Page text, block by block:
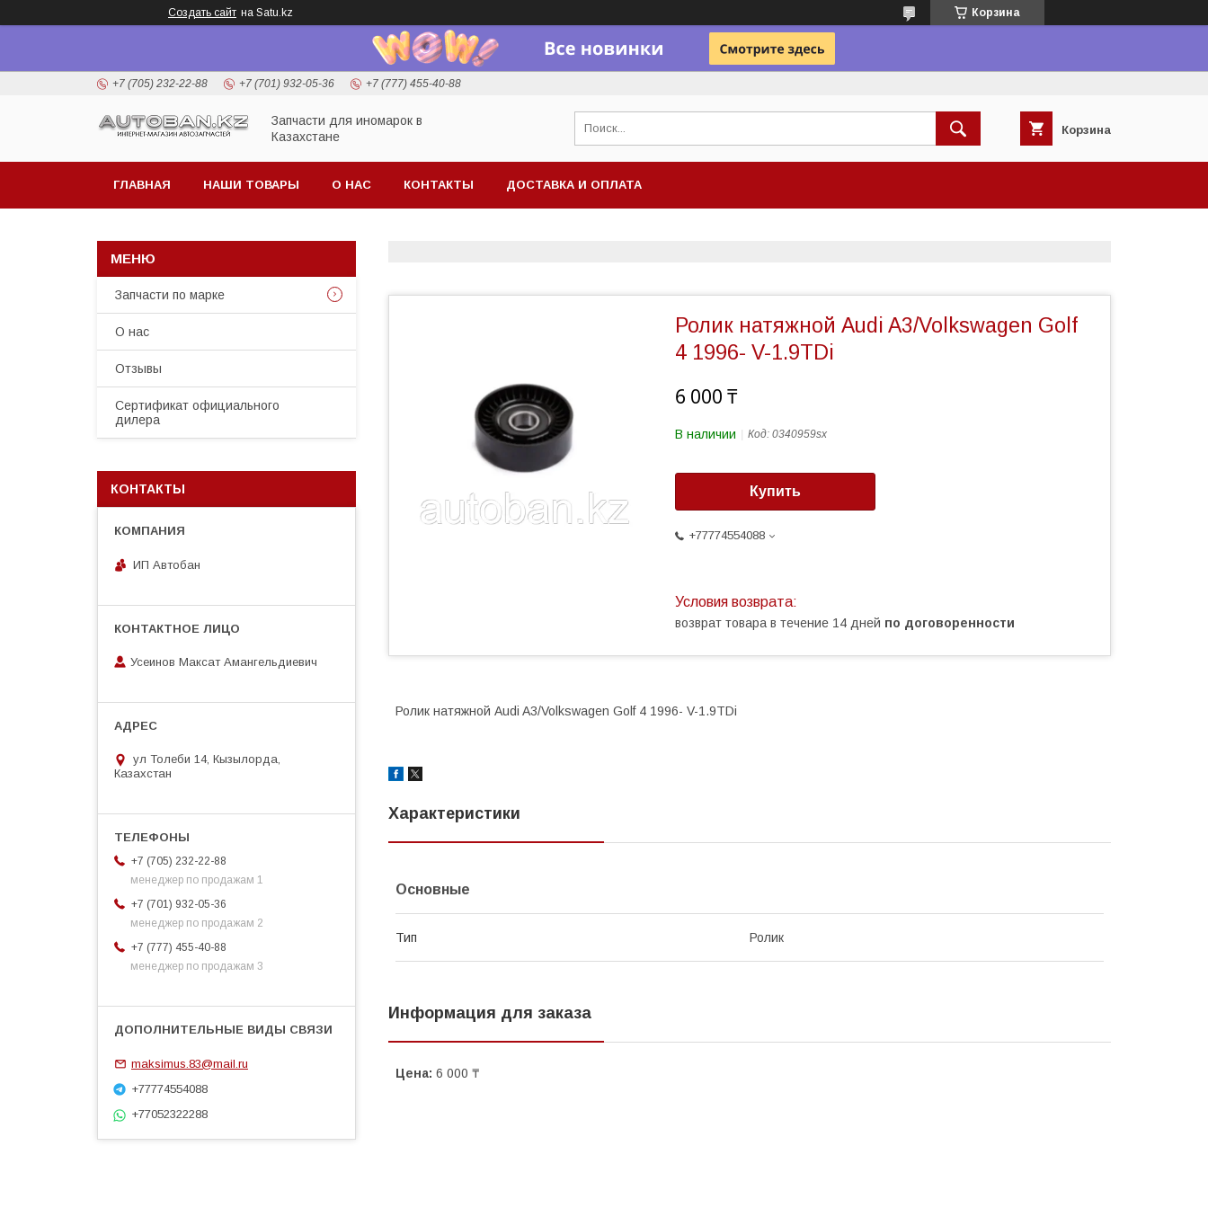
Создать сайт на Satu.kz Корзина
+7 (705) 232-22-88 +7 (701) 932-05-36 +7 (777) 455-40-88
Запчасти для иномарок в
Казахстане
Корзина
ГЛАВНАЯ НАШИ ТОВАРЫ О НАС КОНТАКТЫ ДОСТАВКА И ОПЛАТА
Ролик натяжной Audi A3/Volkswagen Golf
4 1996- V-1.9TDi
6 000 ₸
В наличии Код: 0340959sx
Купить
+77774554088
возврат товара в течение 14 дней по договоренности
Ролик натяжной Audi A3/Volkswagen Golf 4 1996- V-1.9TDi
Характеристики
Основные
Тип Ролик
Информация для заказа
Цена: 6 000 ₸
Запчасти по марке
О нас
Отзывы
Сертификат официального
дилера
КОНТАКТЫ
ИП Автобан
Усеинов Максат Амангельдиевич
ул Толеби 14, Кызылорда,
Казахстан
+7 (705) 232-22-88
менеджер по продажам 1
+7 (701) 932-05-36
менеджер по продажам 2
+7 (777) 455-40-88
менеджер по продажам 3
maksimus.83@mail.ru
+77774554088
+77052322288